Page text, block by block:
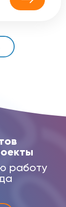
работу